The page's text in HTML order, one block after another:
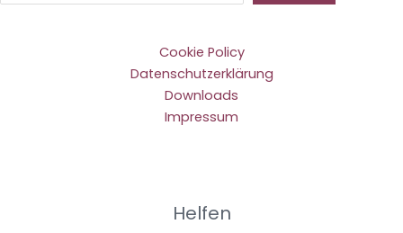
Cookie Policy
Datenschutzerklärung
Downloads
Impressum
Helfen